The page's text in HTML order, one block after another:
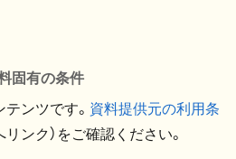
固有の条件
ンツです。 資料提供元の利用条
リンク）をご確認ください。